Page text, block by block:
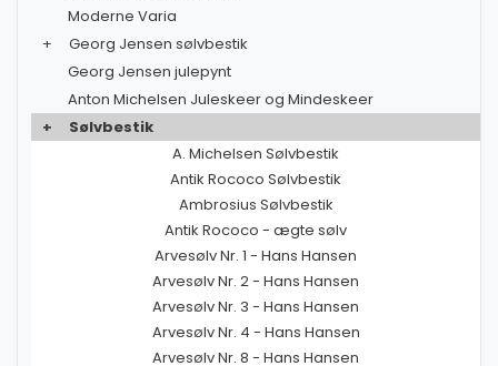
Moderne Varia
+
Georg Jensen sølvbestik
Georg Jensen julepynt
Anton Michelsen Juleskeer og Mindeskeer
+
Sølvbestik
A. Michelsen Sølvbestik
Antik Rococo Sølvbestik
Ambrosius Sølvbestik
Antik Rococo - ægte sølv
Arvesølv Nr. 1 - Hans Hansen
Arvesølv Nr. 2 - Hans Hansen
Arvesølv Nr. 3 - Hans Hansen
Arvesølv Nr. 4 - Hans Hansen
Arvesølv Nr. 8 - Hans Hansen